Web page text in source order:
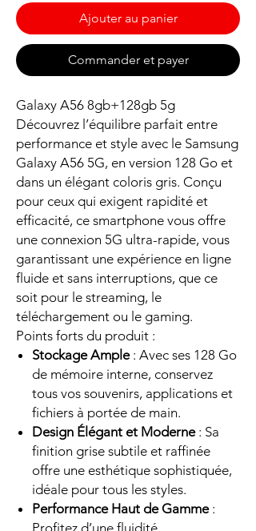
Ajouter au panier
Commander et payer
Galaxy A56 8gb+128gb 5g
Découvrez l’équilibre parfait entre
performance et style avec le Samsung
Galaxy A56 5G, en version 128 Go et
dans un élégant coloris gris. Conçu
pour ceux qui exigent rapidité et
efficacité, ce smartphone vous offre
une connexion 5G ultra-rapide, vous
garantissant une expérience en ligne
fluide et sans interruptions, que ce
soit pour le streaming, le
téléchargement ou le gaming.
Points forts du produit :
Stockage Ample: Avec ses 128 Go
de mémoire interne, conservez
tous vos souvenirs, applications et
fichiers à portée de main.
Design Élégant et Moderne: Sa
finition grise subtile et raffinée
offre une esthétique sophistiquée,
idéale pour tous les styles.
Performance Haut de Gamme: